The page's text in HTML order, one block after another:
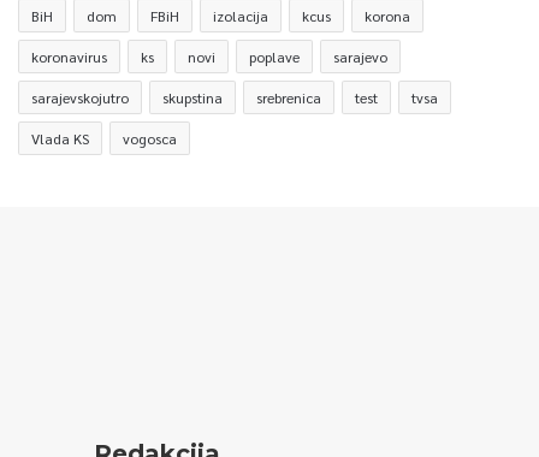
BiH dom FBiH izolacija kcus korona
koronavirus ks novi poplave sarajevo
sarajevskojutro skupstina srebrenica test tvsa
Vlada KS vogosca